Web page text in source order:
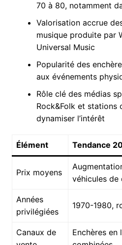
70 à 80, notamment
Valorisation accrue
musique produite par
Universal Music
Popularité des
aux événements
Rôle clé des médias
Rock&Folk et stations
dynamiser l’intérêt
Élément Tendance
Prix moyens
véhicules de
Années
privilégiées
1970-1980,
Canaux de
Enchères en